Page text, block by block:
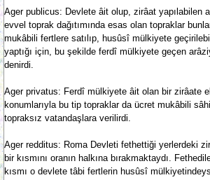
Ager publicus: Devlete âit olup, zirâat yapılabilen
evvel toprak dağıtımında esas olan topraklar
mukâbili fertlere satılıp, husûsî mülkiyete
yaptığı için, bu şekilde ferdî mülkiyete geçen
denirdi.
Ager privatus: Ferdî mülkiyete âit olan bir zirâate
konumlarıyla bu tip topraklar da ücret mukâbili
topraksız vatandaşlara verilirdi.
Ager redditus: Roma Devleti fethettiği yerlerdeki
bir kısmını oranın halkına bırakmaktaydı.
kısmı o devlete tâbi fertlerin husûsî